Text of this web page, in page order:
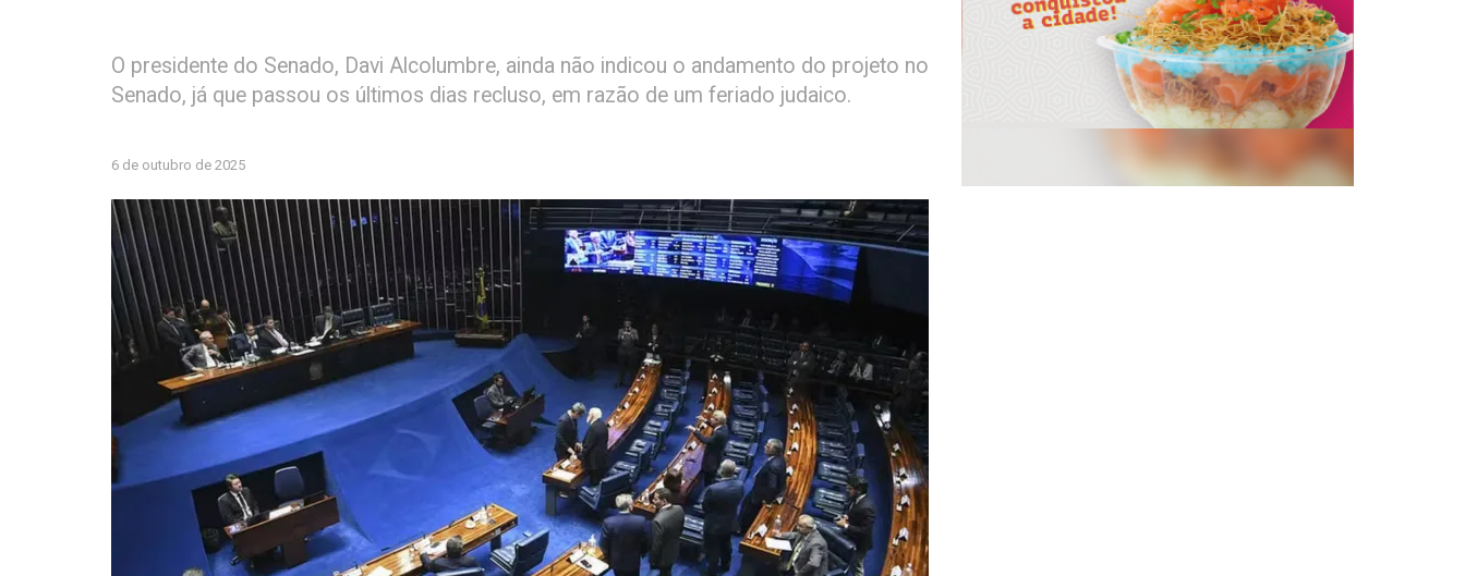
O presidente do Senado, Davi Alcolumbre, ainda não indicou o andamento do projeto no
Senado, já que passou os últimos dias recluso, em razão de um feriado judaico.
6 de outubro de 2025